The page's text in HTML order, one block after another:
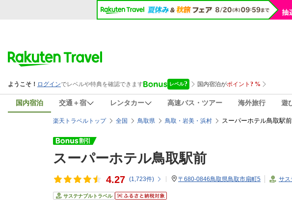
国内宿泊 交通＋宿 レンタカー 高速バス・ツアー 海外旅行 遊
楽天トラベルトップ 全国 鳥取県 鳥取・岩美・浜村 スーパーホテル鳥取駅
スーパーホテル鳥取駅前
4.27 (1,723件) 〒680-0846鳥取県鳥取市扇町5 サス
サステナブルトラベル